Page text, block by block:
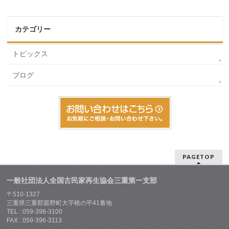
カテゴリー
トピックス
ブログ
PAGETOP
一般社団法人全国古民家再生協会三重第一支部
〒510-1327
三重県三重郡菰野町大字根の平41番地
TEL : 059-396-3100
FAX : 059-396-3113